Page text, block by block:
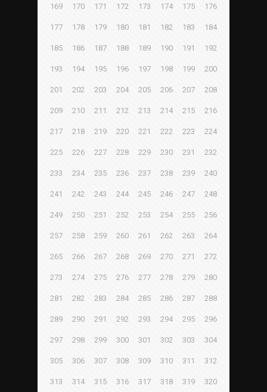
169 170 171 172 173 174 175 176
177 178 179 180 181 182 183 184
185 186 187 188 189 190 191 192
193 194 195 196 197 198 199 200
201 202 203 204 205 206 207 208
209 210 211 212 213 214 215 216
217 218 219 220 221 222 223 224
225 226 227 228 229 230 231 232
233 234 235 236 237 238 239 240
241 242 243 244 245 246 247 248
249 250 251 252 253 254 255 256
257 258 259 260 261 262 263 264
265 266 267 268 269 270 271 272
273 274 275 276 277 278 279 280
281 282 283 284 285 286 287 288
289 290 291 292 293 294 295 296
297 298 299 300 301 302 303 304
305 306 307 308 309 310 311 312
313 314 315 316 317 318 319 320